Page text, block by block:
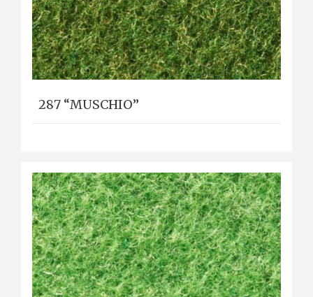
287 “MUSCHIO”